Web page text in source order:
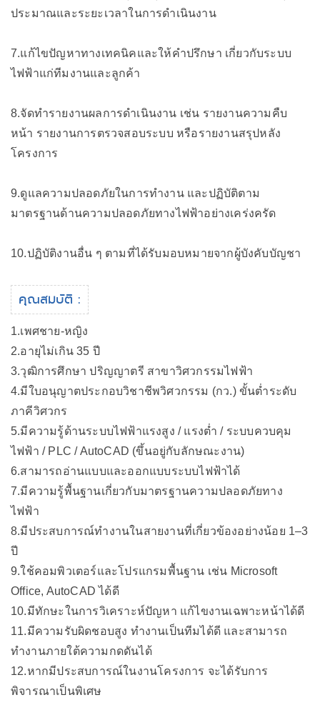
ประมาณและระยะเวลาในการดำเนินงาน
7.แก้ไขปัญหาทางเทคนิคและให้คำปรึกษา เกี่ยวกับระบบ
ไฟฟ้าแก่ทีมงานและลูกค้า
8.จัดทำรายงานผลการดำเนินงาน เช่น รายงานความคืบ
หน้า รายงานการตรวจสอบระบบ หรือรายงานสรุปหลัง
โครงการ
9.ดูแลความปลอดภัยในการทำงาน และปฏิบัติตาม
มาตรฐานด้านความปลอดภัยทางไฟฟ้าอย่างเคร่งครัด
10.ปฏิบัติงานอื่น ๆ ตามที่ได้รับมอบหมายจากผู้บังคับบัญชา
คุณสมบัติ :
1.เพศชาย-หญิง
2.อายุไม่เกิน 35 ปี
3.วุฒิการศึกษา ปริญญาตรี สาขาวิศวกรรมไฟฟ้า
4.มีใบอนุญาตประกอบวิชาชีพวิศวกรรม (กว.) ขั้นต่ำระดับ
ภาคีวิศวกร
5.มีความรู้ด้านระบบไฟฟ้าแรงสูง / แรงต่ำ / ระบบควบคุม
ไฟฟ้า / PLC / AutoCAD (ขึ้นอยู่กับลักษณะงาน)
6.สามารถอ่านแบบและออกแบบระบบไฟฟ้าได้
7.มีความรู้พื้นฐานเกี่ยวกับมาตรฐานความปลอดภัยทาง
ไฟฟ้า
8.มีประสบการณ์ทำงานในสายงานที่เกี่ยวข้องอย่างน้อย 1–3
ปี
9.ใช้คอมพิวเตอร์และโปรแกรมพื้นฐาน เช่น Microsoft
Office, AutoCAD ได้ดี
10.มีทักษะในการวิเคราะห์ปัญหา แก้ไขงานเฉพาะหน้าได้ดี
11.มีความรับผิดชอบสูง ทำงานเป็นทีมได้ดี และสามารถ
ทำงานภายใต้ความกดดันได้
12.หากมีประสบการณ์ในงานโครงการ จะได้รับการ
พิจารณาเป็นพิเศษ